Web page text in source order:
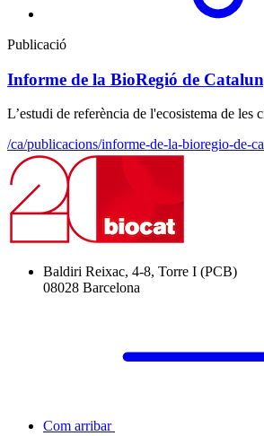
Publicació
Informe de la BioRegió de
L’estudi de referència de l'ecosistema de
/ca/publicacions/informe-de-la-bioregio-de-
Baldiri Reixac, 4-8, Torre I (PCB)
08028 Barcelona
Com arribar